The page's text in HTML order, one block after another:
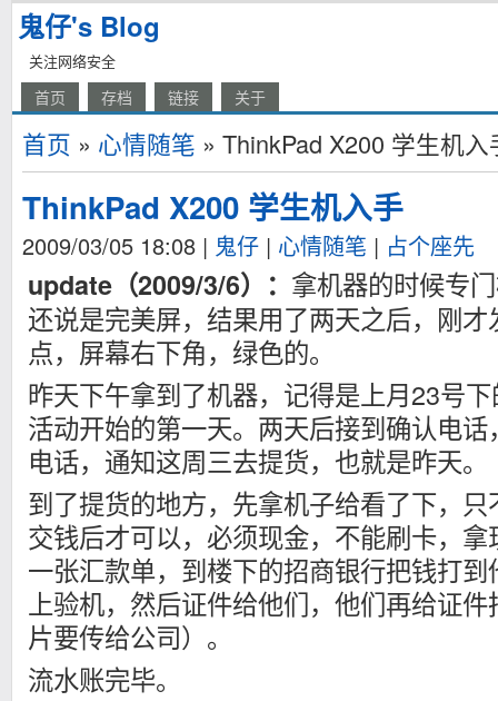
鬼仔's Blog
关注网络安全
首页 存档 链接 关于
首页 » 心情随笔 » ThinkPad X200 学生机入
ThinkPad X200 学生机入手
2009/03/05 18:08 | 鬼仔 | 心情随笔 | 占个座先
update（2009/3/6）： 拿机器的时候专
还说是完美屏，结果用了两天之后，刚
点，屏幕右下角，绿色的。
昨天下午拿到了机器，记得是上月23号
活动开始的第一天。两天后接到确认电
电话，通知这周三去提货，也就是昨天。
到了提货的地方，先拿机子给看了下，
交钱后才可以，必须现金，不能刷卡，
一张汇款单，到楼下的招商银行把钱打
上验机，然后证件给他们，他们再给证
片要传给公司）。
流水账完毕。